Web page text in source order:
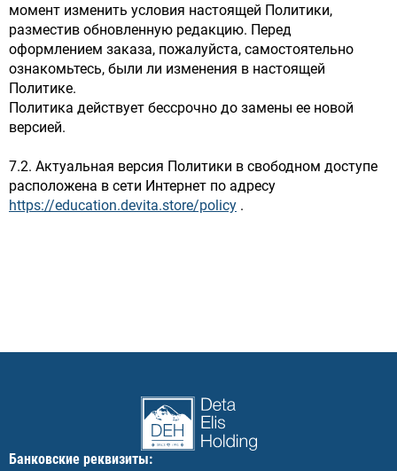
момент изменить условия настоящей Политики,
разместив обновленную редакцию. Перед
оформлением заказа, пожалуйста, самостоятельно
ознакомьтесь, были ли изменения в настоящей
Политике.
Политика действует бессрочно до замены ее новой
версией.
7.2. Актуальная версия Политики в свободном доступе
расположена в сети Интернет по адресу
https://education.devita.store/policy .
Банковские реквизиты: